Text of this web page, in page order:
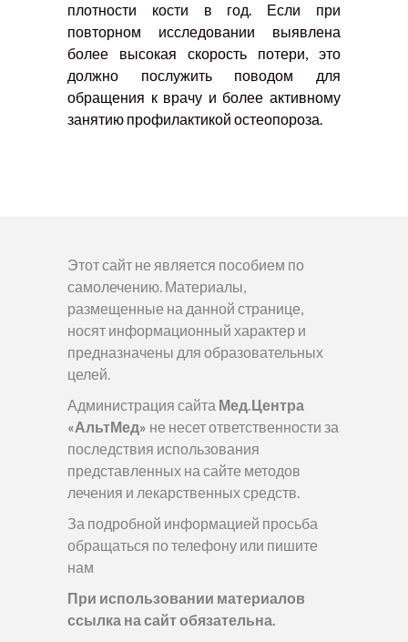
плотности кости в год. Если при
повторном исследовании выявлена
более высокая скорость потери, это
должно послужить поводом для
обращения к врачу и более активному
занятию профилактикой остеопороза.
Этот сайт не является пособием по
самолечению. Материалы,
размещенные на данной странице,
носят информационный характер и
предназначены для образовательных
целей.
Администрация сайта Мед.Центра
«АльтМед» не несет ответственности за
последствия использования
представленных на сайте методов
лечения и лекарственных средств.
За подробной информацией просьба
обращаться по телефону или пишите
нам
При использовании материалов
ссылка на сайт обязательна.